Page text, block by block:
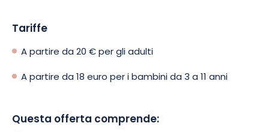
Tariffe
A partire da 20 € per gli adulti
A partire da 18 euro per i bambini da 3 a 11 anni
Questa offerta comprende: